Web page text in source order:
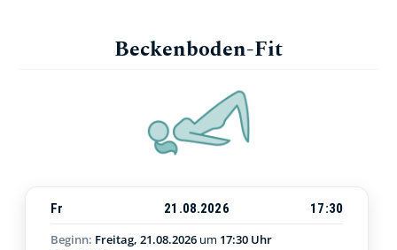
Beckenboden-Fit
Fr 21.08.2026
17:30
Beginn: Freitag, 21.08.2026 um 17:30 Uhr